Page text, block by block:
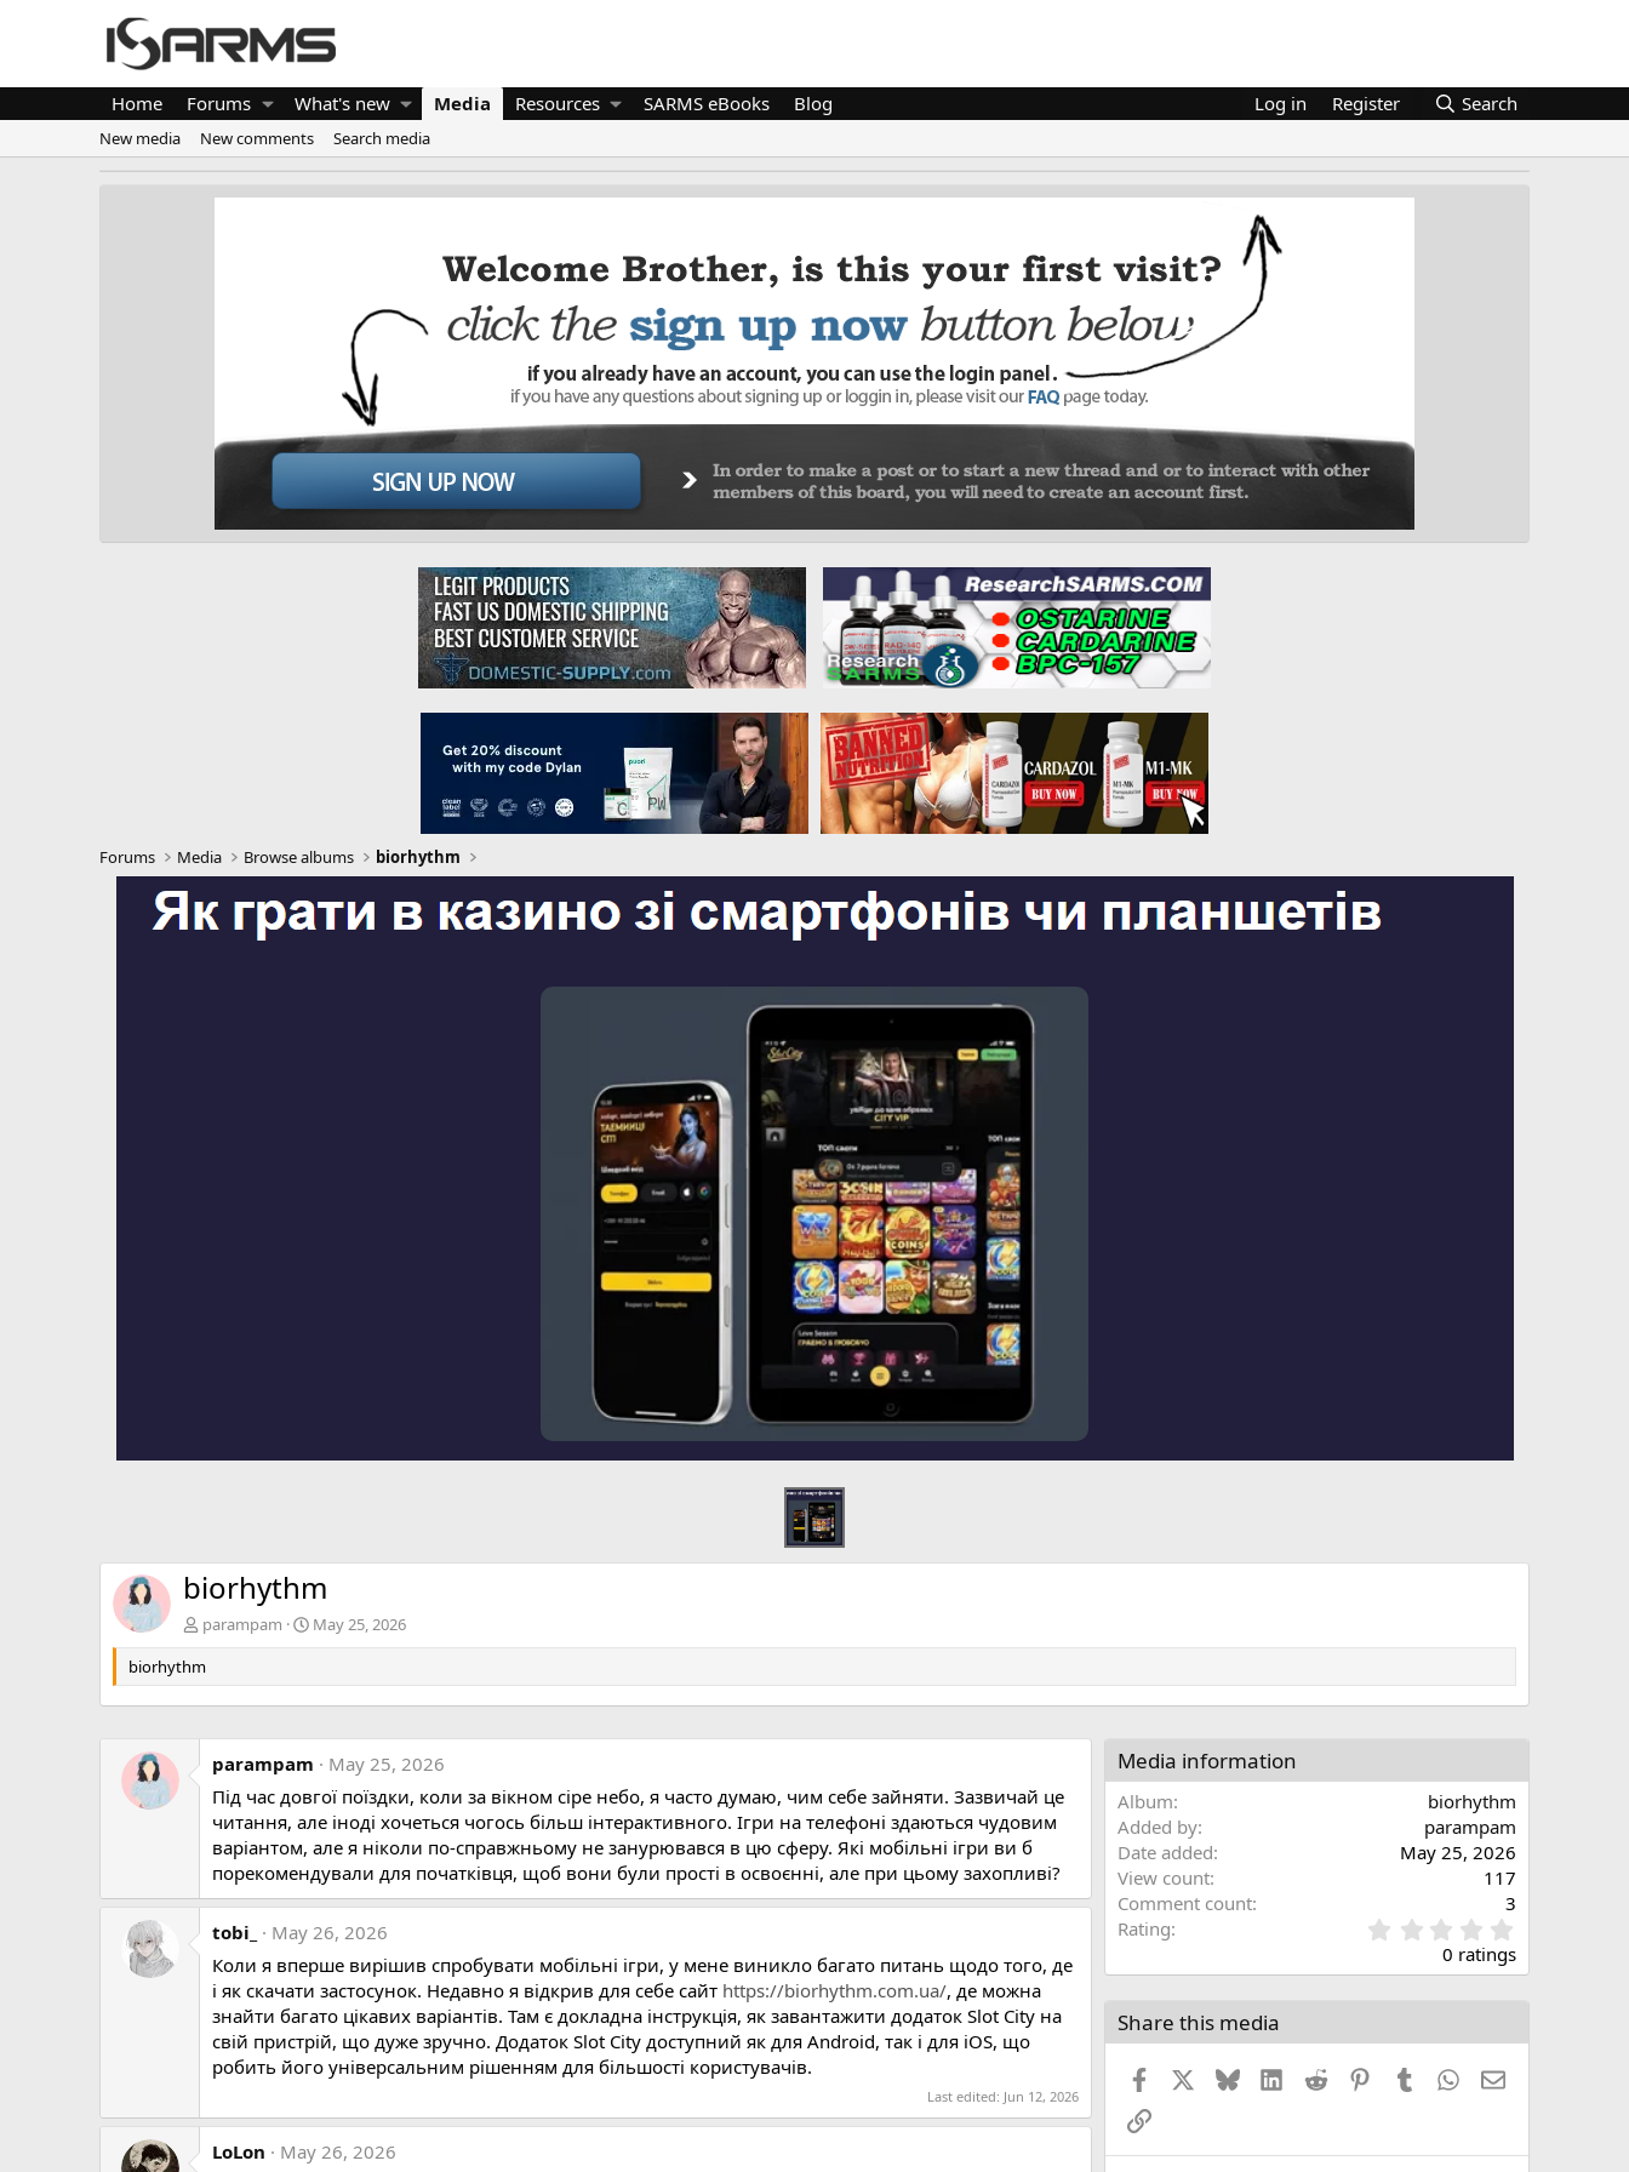
Home Forums What's new Media Resources SARMS eBooks Blog Log in Register Search
New media New comments Search media
Forums Media Browse albums biorhythm
biorhythm
parampam
May 25, 2026
biorhythm
parampam
May 25, 2026
Під час довгої поїздки, коли за вікном сіре небо, я часто думаю, чим себе зайняти. Зазвичай це
читання, але іноді хочеться чогось більш інтерактивного. Ігри на телефоні здаються чудовим
варіантом, але я ніколи по-справжньому не занурювався в цю сферу. Які мобільні ігри ви б
порекомендували для початківця, щоб вони були прості в освоєнні, але при цьому захопливі?
tobi_
May 26, 2026
Коли я вперше вирішив спробувати мобільні ігри, у мене виникло багато питань щодо того, де
і як скачати застосунок. Недавно я відкрив для себе сайт https://biorhythm.com.ua/, де можна
знайти багато цікавих варіантів. Там є докладна інструкція, як завантажити додаток Slot City на
свій пристрій, що дуже зручно. Додаток Slot City доступний як для Android, так і для iOS, що
робить його універсальним рішенням для більшості користувачів.
Last edited: Jun 12, 2026
LoLon
May 26, 2026
Media information
Album
biorhythm
Added by
parampam
Date added
May 25, 2026
View count
117
Comment count
3
Rating
.
0
t
0 ratings
Share this media
Facebook BlueskyLinkedIn
Reddit PinterestTumblr WhatsApp
Email
Link